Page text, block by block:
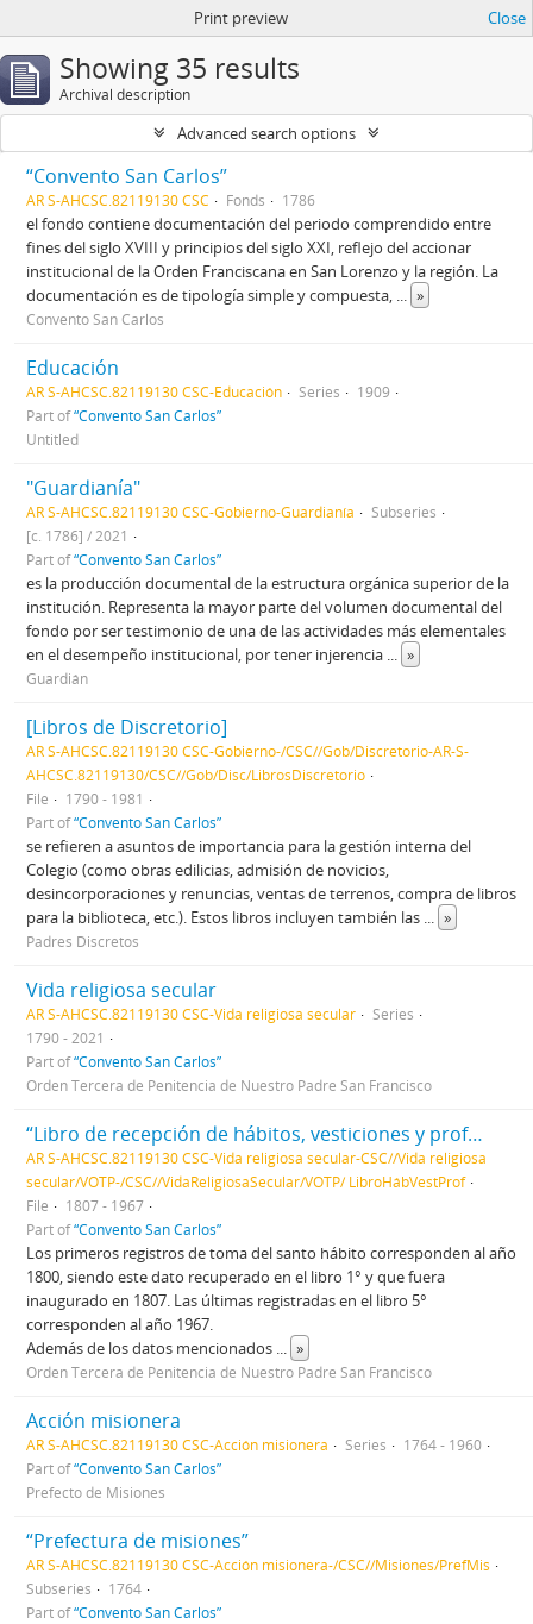
Print preview Close
Showing 35 results
Archival description
Advanced search options
“Convento San Carlos”
AR S-AHCSC.82119130 CSC Fonds 1786
el fondo contiene documentación del periodo comprendido entre
fines del siglo XVIII y principios del siglo XXI, reflejo del accionar
institucional de la Orden Franciscana en San Lorenzo y la región. La
documentación es de tipología simple y compuesta, ... »
Convento San Carlos
Educación
AR S-AHCSC.82119130 CSC-Educación Series
1909
Part of“Convento San Carlos”
Untitled
"Guardianía"
AR S-AHCSC.82119130 CSC-Gobierno-Guardianía
Subseries
[c. 1786] / 2021
Part of“Convento San Carlos”
es la producción documental de la estructura orgánica superior de la
institución. Representa la mayor parte del volumen documental del
fondo por ser testimonio de una de las actividades más elementales
en el desempeño institucional, por tener injerencia ... »
Guardián
[Libros de Discretorio]
AR S-AHCSC.82119130 CSC-Gobierno-/CSC//Gob/Discretorio-AR-S-
AHCSC.82119130/CSC//Gob/Disc/LibrosDiscretorio
File
1790 - 1981
Part of“Convento San Carlos”
se refieren a asuntos de importancia para la gestión interna del
Colegio (como obras edilicias, admisión de novicios,
desincorporaciones y renuncias, ventas de terrenos, compra de libros
para la biblioteca, etc.). Estos libros incluyen también las ... »
Padres Discretos
Vida religiosa secular
AR S-AHCSC.82119130 CSC-Vida religiosa secular
Series
1790 - 2021
Part of“Convento San Carlos”
Orden Tercera de Penitencia de Nuestro Padre San Francisco
“Libro de recepción de hábitos, vesticiones y profesiones”
AR S-AHCSC.82119130 CSC-Vida religiosa secular-CSC//Vida religiosa
secular/VOTP-/CSC//VidaReligiosaSecular/VOTP/ LibroHábVestProf
File
1807 - 1967
Part of“Convento San Carlos”
Los primeros registros de toma del santo hábito corresponden al año
1800, siendo este dato recuperado en el libro 1° y que fuera
inaugurado en 1807. Las últimas registradas en el libro 5°
corresponden al año 1967.
Además de los datos mencionados ... »
Orden Tercera de Penitencia de Nuestro Padre San Francisco
Acción misionera
AR S-AHCSC.82119130 CSC-Acción misionera Series
1764 - 1960
Part of“Convento San Carlos”
Prefecto de Misiones
“Prefectura de misiones”
AR S-AHCSC.82119130 CSC-Acción misionera-/CSC//Misiones/PrefMis
Subseries
1764
Part of“Convento San Carlos”